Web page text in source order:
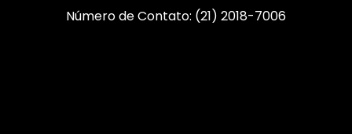
Número de Contato: (21) 2018-7006